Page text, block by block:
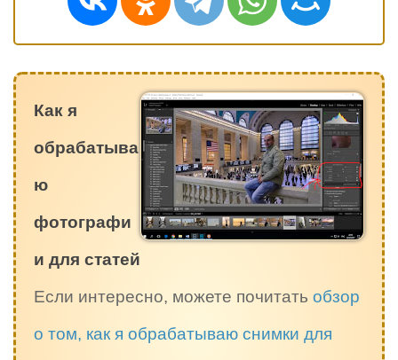
Как я
обрабатыва
ю
фотографи
и для статей
Если интересно, можете почитать обзор
о том, как я обрабатываю снимки для